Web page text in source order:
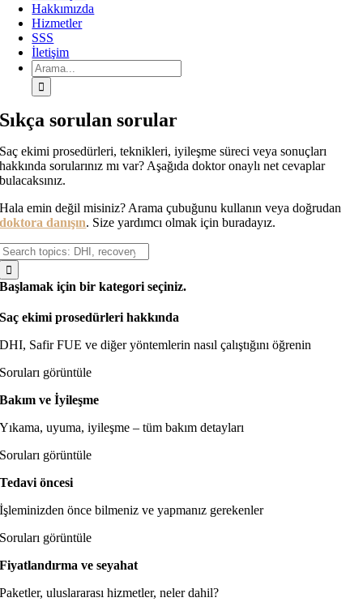
Hakkımızda
Hizmetler
SSS
İletişim
Arama:
Sıkça sorulan sorular
Saç ekimi prosedürleri, teknikleri, iyileşme süreci veya sonuçları
hakkında sorularınız mı var? Aşağıda doktor onaylı net cevaplar
bulacaksınız.
Hala emin değil misiniz? Arama çubuğunu kullanın veya doğrudan
doktora danışın. Size yardımcı olmak için buradayız.
Başlamak için bir kategori seçiniz.
Saç ekimi prosedürleri hakkında
DHI, Safir FUE ve diğer yöntemlerin nasıl çalıştığını öğrenin
Soruları görüntüle
Bakım ve İyileşme
Yıkama, uyuma, iyileşme – tüm bakım detayları
Soruları görüntüle
Tedavi öncesi
İşleminizden önce bilmeniz ve yapmanız gerekenler
Soruları görüntüle
Fiyatlandırma ve seyahat
Paketler, uluslararası hizmetler, neler dahil?